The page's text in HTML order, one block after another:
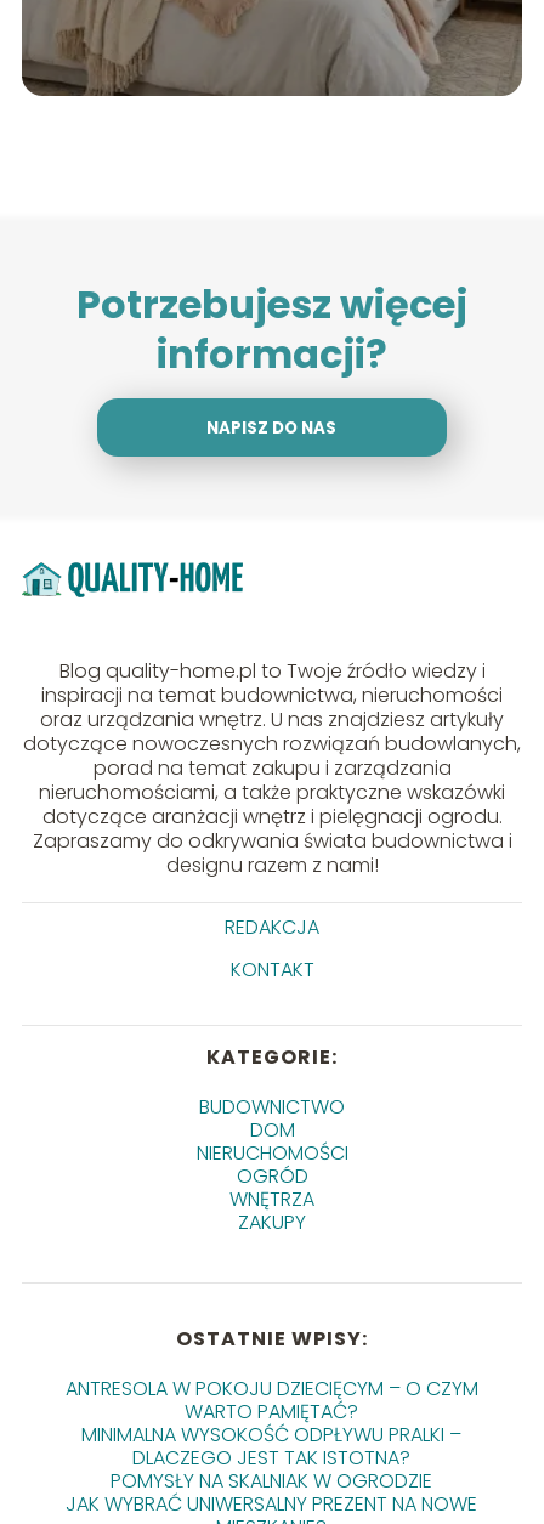
Potrzebujesz więcej
informacji?
NAPISZ DO NAS
Blog quality-home.pl to Twoje źródło wiedzy i
inspiracji na temat budownictwa, nieruchomości
oraz urządzania wnętrz. U nas znajdziesz artykuły
dotyczące nowoczesnych rozwiązań budowlanych,
porad na temat zakupu i zarządzania
nieruchomościami, a także praktyczne wskazówki
dotyczące aranżacji wnętrz i pielęgnacji ogrodu.
Zapraszamy do odkrywania świata budownictwa i
designu razem z nami!
REDAKCJA
KONTAKT
KATEGORIE:
BUDOWNICTWO
DOM
NIERUCHOMOŚCI
OGRÓD
WNĘTRZA
ZAKUPY
OSTATNIE WPISY:
ANTRESOLA W POKOJU DZIECIĘCYM – O CZYM
WARTO PAMIĘTAĆ?
MINIMALNA WYSOKOŚĆ ODPŁYWU PRALKI –
DLACZEGO JEST TAK ISTOTNA?
POMYSŁY NA SKALNIAK W OGRODZIE
JAK WYBRAĆ UNIWERSALNY PREZENT NA NOWE